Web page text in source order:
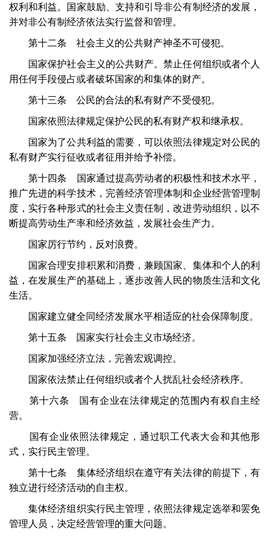
权利和利益。国家鼓励、支持和引导非公有制经济的发展，
并对非公有制经济依法实行监督和管理。
第十二条 社会主义的公共财产神圣不可侵犯。
国家保护社会主义的公共财产。禁止任何组织或者个人
用任何手段侵占或者破坏国家的和集体的财产。
第十三条 公民的合法的私有财产不受侵犯。
国家依照法律规定保护公民的私有财产权和继承权。
国家为了公共利益的需要，可以依照法律规定对公民的
私有财产实行征收或者征用并给予补偿。
第十四条 国家通过提高劳动者的积极性和技术水平，
推广先进的科学技术，完善经济管理体制和企业经营管理制
度，实行各种形式的社会主义责任制，改进劳动组织，以不
断提高劳动生产率和经济效益，发展社会生产力。
国家厉行节约，反对浪费。
国家合理安排积累和消费，兼顾国家、集体和个人的利
益，在发展生产的基础上，逐步改善人民的物质生活和文化
生活。
国家建立健全同经济发展水平相适应的社会保障制度。
第十五条 国家实行社会主义市场经济。
国家加强经济立法，完善宏观调控。
国家依法禁止任何组织或者个人扰乱社会经济秩序。
第十六条 国有企业在法律规定的范围内有权自主经
营。
国有企业依照法律规定，通过职工代表大会和其他形
式，实行民主管理。
第十七条 集体经济组织在遵守有关法律的前提下，有
独立进行经济活动的自主权。
集体经济组织实行民主管理，依照法律规定选举和罢免
管理人员，决定经营管理的重大问题。